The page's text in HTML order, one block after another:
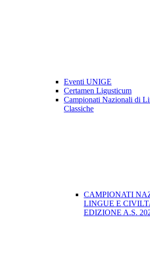
Eventi UNIGE
Certamen Ligusticum
Campionati Nazionali di
Classiche
CAMPIONATI
LINGUE E
EDIZIONE A.S.